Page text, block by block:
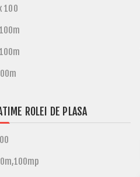
100
ROLEI DE PLASA